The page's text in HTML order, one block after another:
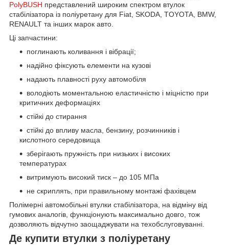
PolyBUSH представлений широким спектром втулок
стабілізатора із поліуретану для Fiat, SKODA, TOYOTA, BMW,
RENAULT та інших марок авто.
Ці запчастини:
поглинають коливання і вібрації;
надійно фіксують елементи на кузові
надають плавності руху автомобіля
володіють моментальною еластичністю і міцністю при
критичних деформаціях
стійкі до стирання
стійкі до впливу масла, бензину, розчинників і
кислотного середовища
зберігають пружність при низьких і високих
температурах
витримують високий тиск – до 105 МПа
не скриплять, при правильному монтажі фахівцем
Полімерні автомобільні втулки стабілізатора, на відміну від
гумових аналогів, функціонують максимально довго, тож
дозволяють відчутно заощаджувати на техобслуговуванні.
Де купити втулки з поліуретану